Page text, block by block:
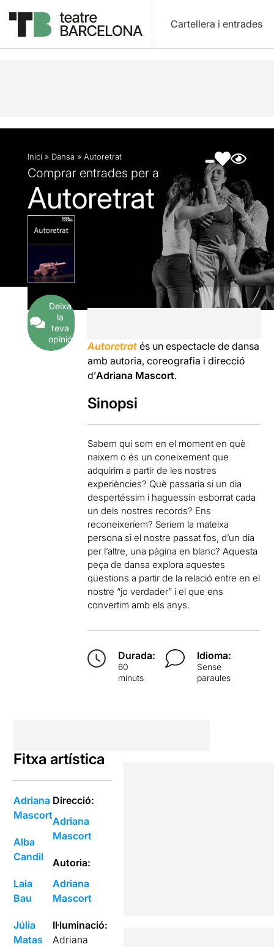
Cartellera i entrades
Descripció Fitxa artística Fotos i vídeos
Inici » Dansa » Autoretrat
Comprar entrades per a
Autoretrat
Deixa
la
teva
opinió
Autoretrat és un espectacle de dansa
amb autoria, coreografia i direcció
d’Adriana Mascort.
Sinopsi
Sabem qui som en el moment en què
naixem o és un coneixement que
adquirim a partir de les nostres
experiències? Què passaria si un dia
despertéssim i haguessin esborrat cada
un dels nostres records? Ens
reconeixeríem? Seríem la mateixa
persona si el nostre passat fos, d’un dia
per l’altre, una pàgina en blanc? Aquesta
peça de dansa explora aquestes
qüestions a partir de la relació entre en el
nostre “jo verdader” i el que ens
convertim amb els anys.
Durada:
60
minuts
Idioma:
Sense
paraules
Fitxa artística
Adriana
Mascort
Alba
Candil
Laia
Bau
Júlia
Matas
Direcció:
Adriana
Mascort
Autoria:
Adriana
Mascort
Il·luminació:
Adriana